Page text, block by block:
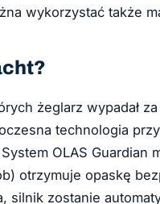
wykorzystać także
żeglarz wypadał
technologia
OLAS
otrzymuje opaskę
zostanie